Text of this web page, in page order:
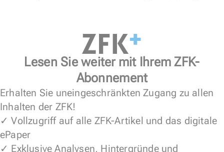
Lesen Sie weiter mit Ihrem ZFK-
Abonnement
Erhalten Sie uneingeschränkten Zugang zu allen
Inhalten der ZFK!
✓ Vollzugriff auf alle ZFK-Artikel und das digitale
ePaper
✓ Exklusive Analysen, Hintergründe und